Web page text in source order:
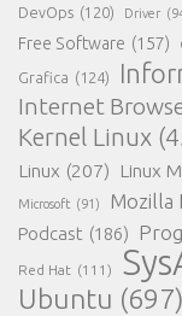
DevOps (120) Driver
Free Software (157)
Grafica (124)
Internet
Kernel Linux
Linux (207) Linux
Microsoft (91) Mozilla
Podcast (186)
Red Hat (111)
Ubuntu (697)